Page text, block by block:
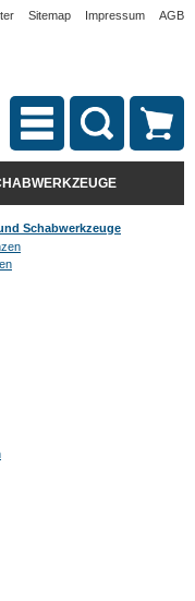
Sitemap Impressum AGB
Schabwerkzeuge